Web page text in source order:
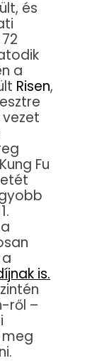
és
a
Risen,
Fu
is.
ről –